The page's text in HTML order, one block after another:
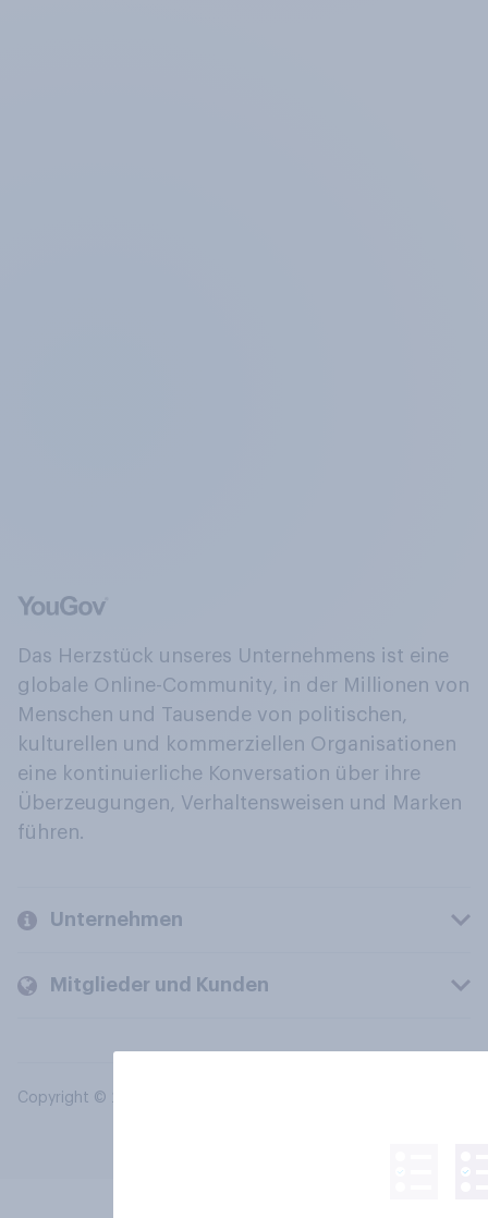
Das Herzstück unseres Unternehmens ist eine
globale Online-Community, in der Millionen von
Menschen und Tausende von politischen,
kulturellen und kommerziellen Organisationen
eine kontinuierliche Konversation über ihre
Überzeugungen, Verhaltensweisen und Marken
führen.
Unternehmen
Mitglieder und Kunden
Copyright © 2026 YouGov PLC. Alle Rechte vorbehalten.